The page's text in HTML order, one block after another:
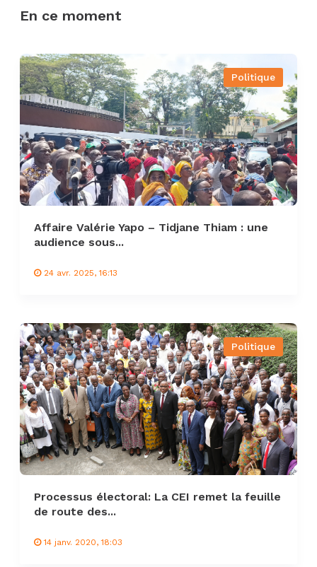
En ce moment
Politique
Affaire Valérie Yapo – Tidjane Thiam : une
audience sous...
24 avr. 2025, 16:13
Politique
Processus électoral: La CEI remet la feuille
de route des...
14 janv. 2020, 18:03